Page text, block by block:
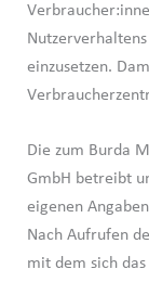
einzusetzen.
Die zum Burda
GmbH betreibt
eigenen
Nach Aufrufen
mit dem sich